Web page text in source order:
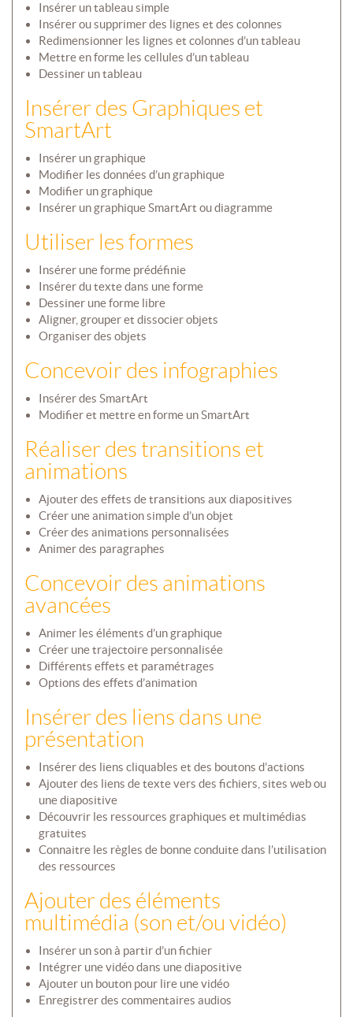
Insérer un tableau simple
Insérer ou supprimer des lignes et des colonnes
Redimensionner les lignes et colonnes d’un tableau
Mettre en forme les cellules d’un tableau
Dessiner un tableau
Insérer des Graphiques et
SmartArt
Insérer un graphique
Modifier les données d’un graphique
Modifier un graphique
Insérer un graphique SmartArt ou diagramme
Utiliser les formes
Insérer une forme prédéfinie
Insérer du texte dans une forme
Dessiner une forme libre
Aligner, grouper et dissocier objets
Organiser des objets
Concevoir des infographies
Insérer des SmartArt
Modifier et mettre en forme un SmartArt
Réaliser des transitions et
animations
Ajouter des effets de transitions aux diapositives
Créer une animation simple d’un objet
Créer des animations personnalisées
Animer des paragraphes
Concevoir des animations
avancées
Animer les éléments d’un graphique
Créer une trajectoire personnalisée
Différents effets et paramétrages
Options des effets d’animation
Insérer des liens dans une
présentation
Insérer des liens cliquables et des boutons d’actions
Ajouter des liens de texte vers des fichiers, sites web ou
une diapositive
Découvrir les ressources graphiques et multimédias
gratuites
Connaitre les règles de bonne conduite dans l’utilisation
des ressources
Ajouter des éléments
multimédia (son et/ou vidéo)
Insérer un son à partir d’un fichier
Intégrer une vidéo dans une diapositive
Ajouter un bouton pour lire une vidéo
Enregistrer des commentaires audios